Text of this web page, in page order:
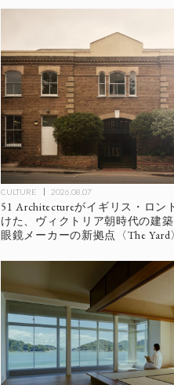
CULTURE 2026.08.07
51 Architectureがイギリス・ロン
けた、ヴィクトリア朝時代の建
眼鏡メーカーの新拠点〈The Yard〉